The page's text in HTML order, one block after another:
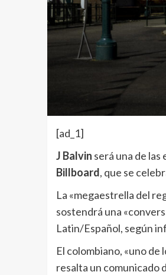
[ad_1]
J Balvin será una de las
Billboard, que se
La «megaestrella del
sostendrá una
Latin/Español, según
El colombiano, «uno de
resalta un comunicado